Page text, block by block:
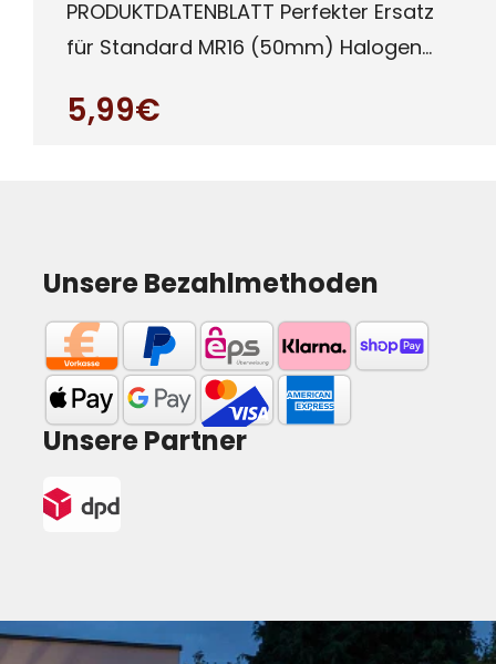
PRODUKTDATENBLATT Perfekter Ersatz
für Standard MR16 (50mm) Halogen
5,99€
Unsere Bezahlmethoden
Unsere Partner